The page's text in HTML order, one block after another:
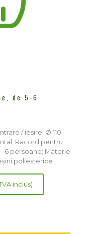
de 5-6
/ iesire: Ø 110
Racord pentru
6 persoane; Materie
poliesterice
inclus)